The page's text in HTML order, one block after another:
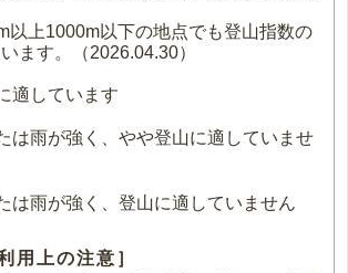
以上1000m以下の地点でも登山指数の
ます。（2026.04.30）
適しています
は雨が強く、やや登山に適していませ
は雨が強く、登山に適していません
用上の注意］